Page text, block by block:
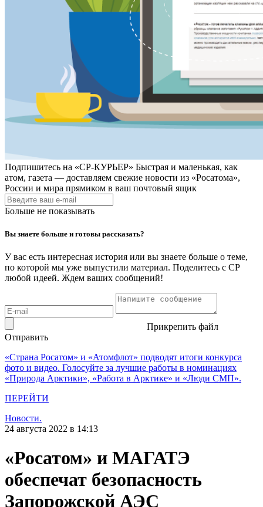
Подпишитесь на «СР-КУРЬЕР» Быстрая и маленькая, как
атом, газета — доставляем свежие новости из «Росатома»,
России и мира прямиком в ваш почтовый ящик
Больше не показывать
Вы знаете больше и готовы рассказать?
У вас есть интересная история или вы знаете больше о теме,
по которой мы уже выпустили материал. Поделитесь с СР
любой идеей. Ждем ваших сообщений!
Прикрепить файл
Отправить
«Страна Росатом» и «Атомфлот» подводят итоги конкурса
фото и видео. Голосуйте за лучшие работы в номинациях
«Природа Арктики», «Работа в Арктике» и «Люди СМП».
ПЕРЕЙТИ
Новости.
24 августа 2022 в 14:13
«Росатом» и МАГАТЭ
обеспечат безопасность
Запорожской АЭС